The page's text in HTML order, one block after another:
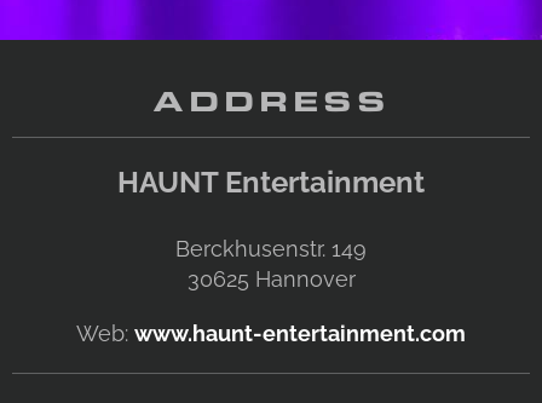
ADDRESS
HAUNT Entertainment
Berckhusenstr. 149
30625 Hannover
Web: www.haunt-entertainment.com